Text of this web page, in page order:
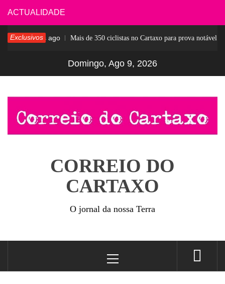
Skip
to
content
ACTUALIDADE
Exclusivos
7 dias ago Mais de 350 ciclistas no Cartaxo para prova notável
Domingo, Ago 9, 2026
CORREIO DO
CARTAXO
O jornal da nossa Terra
Menu